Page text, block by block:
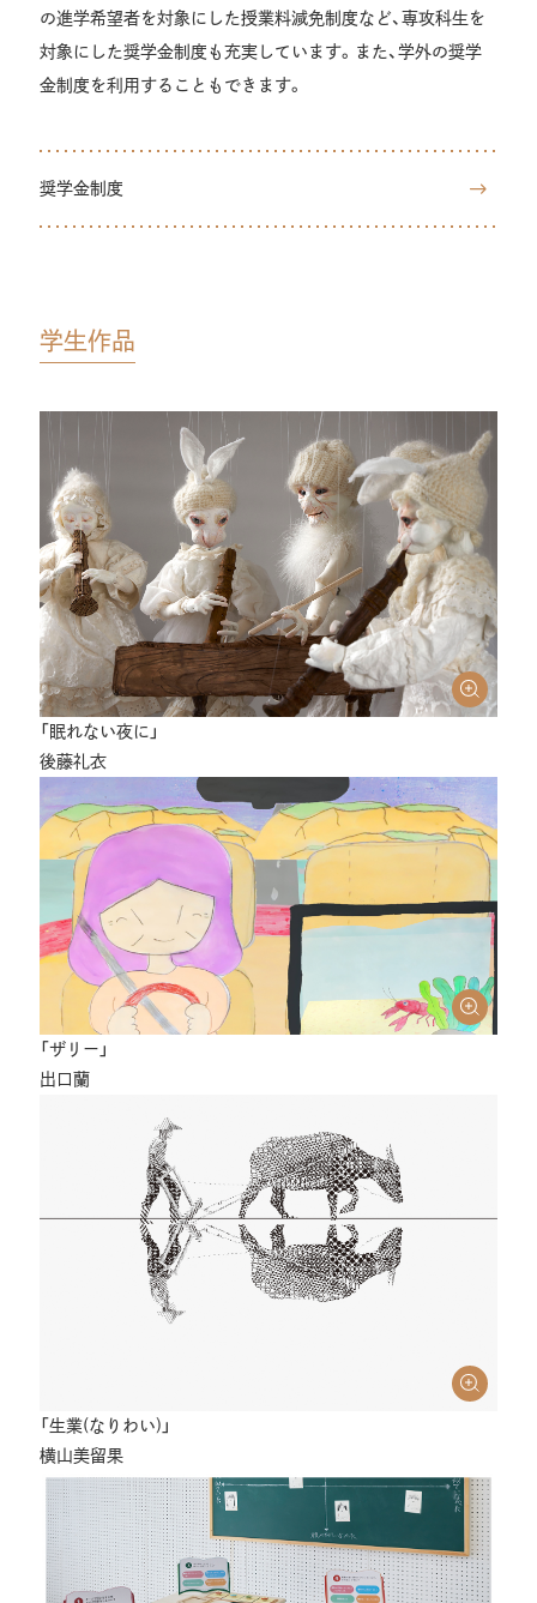
の進学希望者を対象にした授業料減免制度など、専攻科生を
対象にした奨学金制度も充実しています。また、学外の奨学
金制度を利用することもできます。
奨学金制度
学生作品
「眠れない夜に」
後藤礼衣
「ザリー」
出口蘭
「生業(なりわい)」
横山美留果